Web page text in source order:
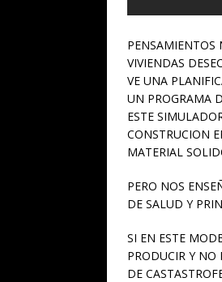
PENSAMIENTOS
VIVIENDAS
VE UNA
UN PROGRAMA
ESTE
CONSTRUCION
MATERIAL
PERO NOS
DE SALUD Y
SI EN ESTE
PRODUCIR Y NO
DE